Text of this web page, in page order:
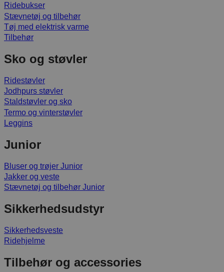
Ridebukser
Stævnetøj og tilbehør
Tøj med elektrisk varme
Tilbehør
Sko og støvler
Ridestøvler
Jodhpurs støvler
Staldstøvler og sko
Termo og vinterstøvler
Leggins
Junior
Bluser og trøjer Junior
Jakker og veste
Stævnetøj og tilbehør Junior
Sikkerhedsudstyr
Sikkerhedsveste
Ridehjelme
Tilbehør og accessories